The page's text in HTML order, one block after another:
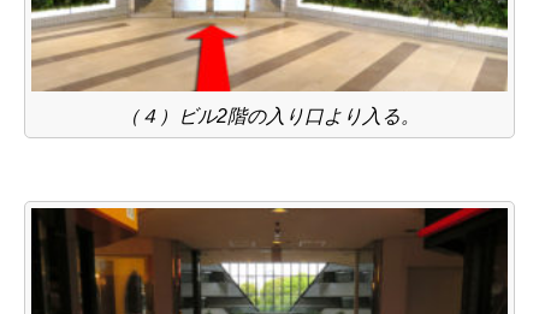
（４）ビル2階の入り口より入る。